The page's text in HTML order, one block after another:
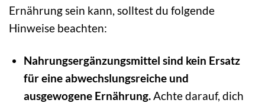
Ernährung sein kann, solltest du folgende
Hinweise beachten:
Nahrungsergänzungsmittel sind kein Ersatz
für eine abwechslungsreiche und
ausgewogene Ernährung.Achte darauf, dich